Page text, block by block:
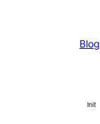
Blog